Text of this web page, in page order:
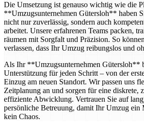
Die Umsetzung ist genauso wichtig wie die
**Umzugsunternehmen Gütersloh** haben
nicht nur zuverlässig, sondern auch
arbeitet. Unsere erfahrenen Teams packen,
räumen mit Sorgfalt und Präzision. So
verlassen, dass Ihr Umzug reibungslos und
Als Ihr **Umzugsunternehmen Gütersloh**
Unterstützung für jeden Schritt – von der
Einzug am neuen Standort. Wir passen uns
Zeitplanung an und sorgen für eine diskrete,
effiziente Abwicklung. Vertrauen Sie auf
persönliche Betreuung, damit Ihr Umzug ein
kein Chaos.